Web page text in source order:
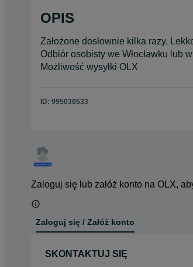
OPIS
Założone dosłownie kilka razy.
Odbiór osobisty we Włocławku lub
Możliwość wysyłki OLX
ID: 995030533
Zaloguj się lub załóż konto na OLX,
Zaloguj się / Załóż konto
SKONTAKTUJ SIĘ